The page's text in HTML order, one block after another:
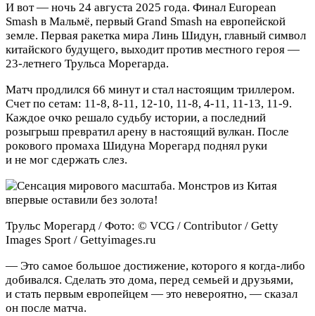
И вот — ночь 24 августа 2025 года. Финал European
Smash в Мальмё, первый Grand Smash на европейской
земле. Первая ракетка мира Линь Шидун, главный символ
китайского будущего, выходит против местного героя —
23-летнего Трульса Морегарда.
Матч продлился 66 минут и стал настоящим триллером.
Счет по сетам: 11-8, 8-11, 12-10, 11-8, 4-11, 11-13, 11-9.
Каждое очко решало судьбу истории, а последний
розыгрыш превратил арену в настоящий вулкан. После
рокового промаха Шидуна Морегард поднял руки
и не мог сдержать слез.
Трульс Морегард / Фото: © VCG / Contributor / Getty
Images Sport / Gettyimages.ru
— Это самое большое достижение, которого я когда-либо
добивался. Сделать это дома, перед семьей и друзьями,
и стать первым европейцем — это невероятно, — сказал
он после матча.